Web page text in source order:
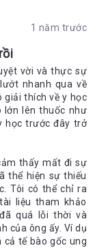
1 năm trước
vời và thực sự
nhanh qua về
giải thích về y học
lớn lên thuốc như
học trước đây trở
thấy mất đi sự
thể hiện sự thiếu
Tôi có thể chỉ ra
liệu tham khảo
quá lỗi thời và
của ông ấy. Ví dụ
cả tế bào gốc ung